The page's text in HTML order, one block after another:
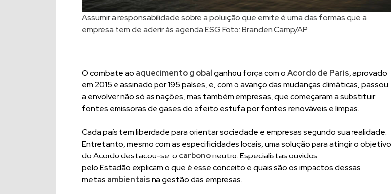
Assumir a responsabilidade sobre a poluição que emite é uma das formas que a
empresa tem de aderir às agenda ESG Foto: Branden Camp/AP
O combate ao aquecimento globalganhou força com oAcordo de Paris, aprovado
em 2015 e assinado por 195 países, e, com o avanço das mudanças climáticas, passou
a envolver não só as nações, mas também empresas, que começaram a substituir
fontes emissoras de gases do efeito estufa por fontes renováveis e limpas.
Cada país tem liberdade para orientar sociedade e empresas segundo sua realidade.
Entretanto, mesmo com as especificidades locais, uma solução para atingir o objetivo
do Acordo destacou-se: o carbononeutro. Especialistas ouvidos
pelo Estadão explicam o que é esse conceito e quais são os impactos dessas
metas ambientaisna gestão das empresas.